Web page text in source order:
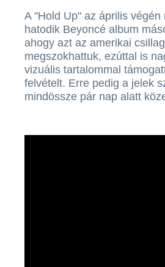
A "Hold Up" az április végén
hatodik Beyoncé album
ahogy azt az amerikai
megszokhattuk, ezúttal is
vizuális tartalommal
felvételt. Erre pedig a jelek
mindössze pár nap alatt